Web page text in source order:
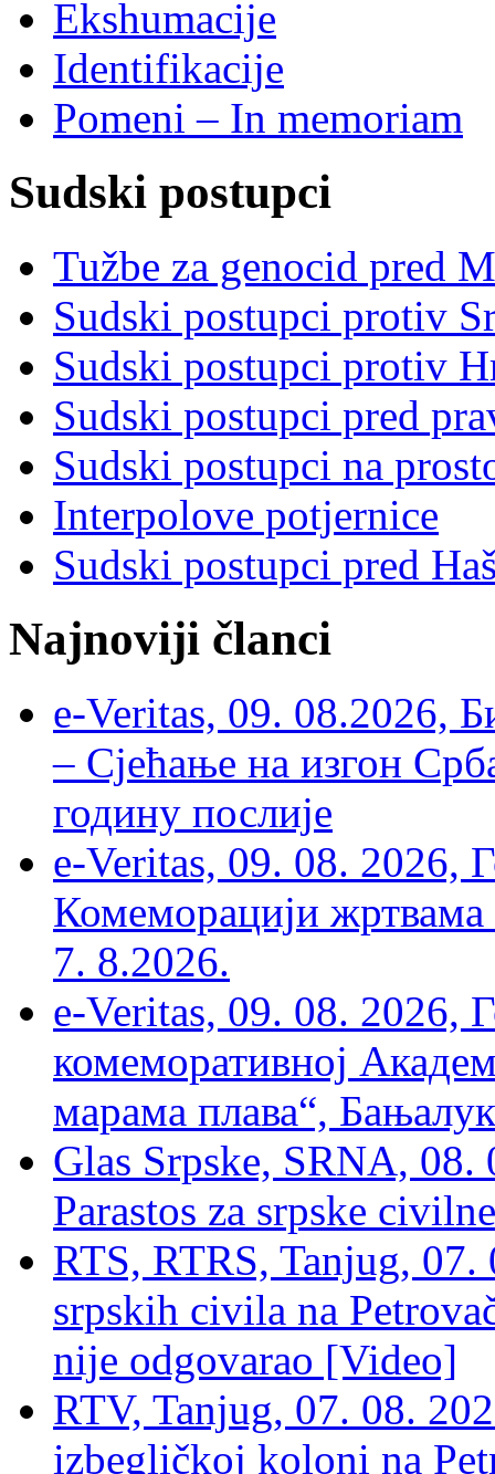
Ekshumacije
Identifikacije
Pomeni – In memoriam
Sudski postupci
Tužbe za genocid pred
Sudski postupci protiv
Sudski postupci protiv
Sudski postupci pred
Sudski postupci na
Interpolove potjernice
Sudski postupci pred
Najnoviji članci
e-Veritas, 09. 08.2026,
– Сјећање на изгон
годину послије
e-Veritas, 09. 08. 2026,
Комеморацији жртвама
7. 8.2026.
e-Veritas, 09. 08. 2026,
комеморативној
марама плава“,
Glas Srpske, SRNA,
Parastos za srpske
RTS, RTRS, Tanjug,
srpskih civila na
nije odgovarao [Video]
RTV, Tanjug, 07. 08.
izbegličkoj koloni na